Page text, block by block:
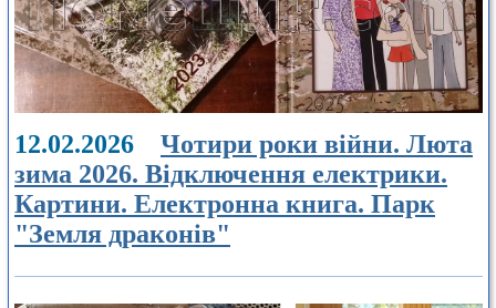
12.02.2026 Чотири роки війни. Люта
зима 2026. Відключення електрики.
Картини. Електронна книга. Парк
"Земля драконів"